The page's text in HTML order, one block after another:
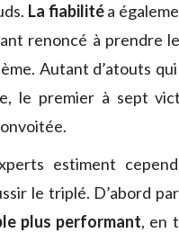
La fiabilitéa
renoncé à prendre
Autant d’atouts
le premier à sept
estiment
le triplé. D’abord
plus performant, en